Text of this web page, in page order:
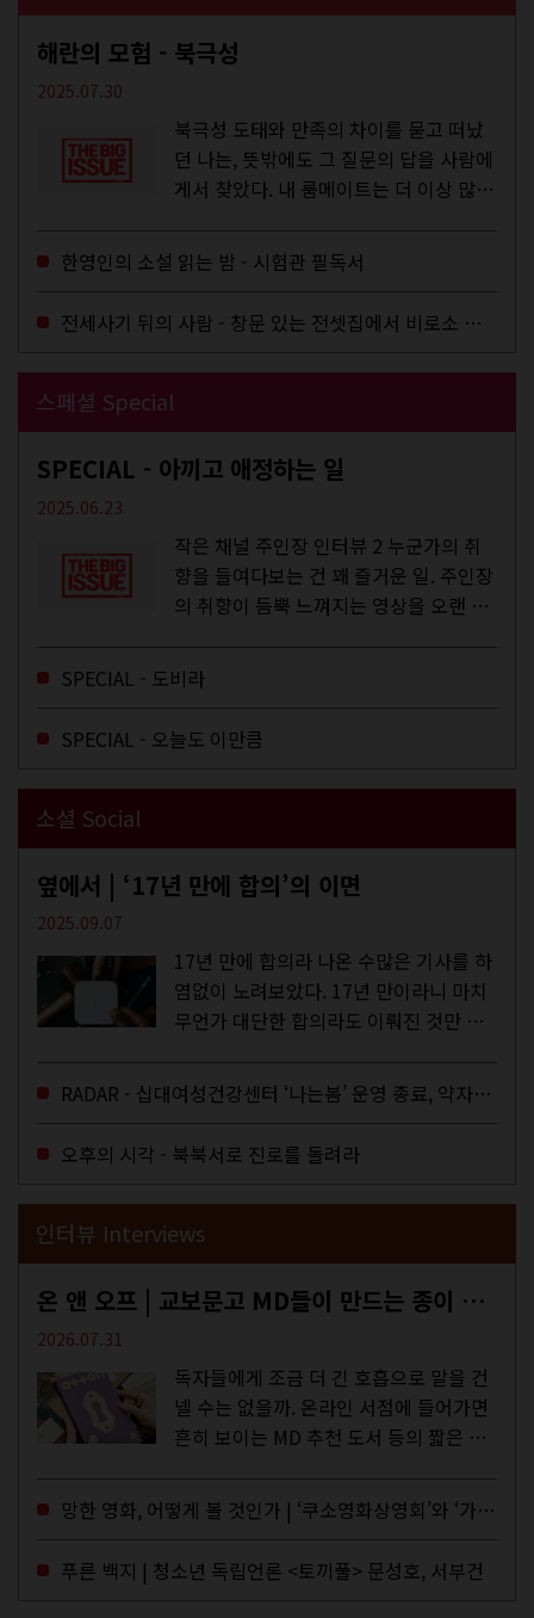
해란의 모험 - 북극성
2025.07.30
북극성 도태와 만족의 차이를 묻고 떠났
던 나는, 뜻밖에도 그 질문의 답을 사람에
게서 찾았다. 내 룸메이트는 더 이상 많은
한영인의 소설 읽는 밤 - 시험관 필독서
전세사기 뒤의 사람 - 창문 있는 전셋집에서 비로소 겨울 이불을 샀다
스페셜 Special
SPECIAL - 아끼고 애정하는 일
2025.06.23
작은 채널 주인장 인터뷰 2 누군가의 취
향을 들여다보는 건 꽤 즐거운 일. 주인장
의 취향이 듬뿍 느껴지는 영상을 오랜 시
에 스며드는 경험을 하기도 한다. 좀처럼
듣지 않던 장르의 노래를...
SPECIAL - 도비라
SPECIAL - 오늘도 이만큼
소셜 Social
옆에서 | ‘17년 만에 합의’의 이면
2025.09.07
17년 만에 합의라 나온 수많은 기사를 하
염없이 노려보았다. 17년 만이라니 마치
무언가 대단한 합의라도 이뤄진 것만 같
을 결정하는 심의기구인 최저임금위원회
에 대한 소식을 전하는 기사였는데,...
RADAR - 십대여성건강센터 ‘나는봄’ 운영 종료, 약자로부터 멀어지는 도시
오후의 시각 - 북북서로 진로를 돌려라
인터뷰 Interviews
온 앤 오프 | 교보문고 MD들이 만드는 종이 잡지 <어떤>
2026.07.31
독자들에게 조금 더 긴 호흡으로 말을 건
넬 수는 없을까. 온라인 서점에 들어가면
흔히 보이는 MD 추천 도서 등의 짧은 문
MD들의 고민 끝에 세상 밖으로 나온 종
이 잡지 어떤(otton). 지난해 12월...
망한 영화, 어떻게 볼 것인가 | ‘쿠소영화상영회’와 ‘가자미’의 이야기
푸른 백지 | 청소년 독립언론 <토끼풀> 문성호, 서부건